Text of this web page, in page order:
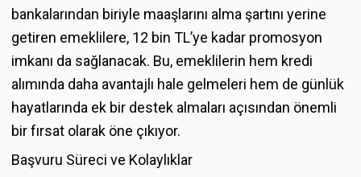
bankalarından biriyle maaşlarını alma şartını yerine
getiren emeklilere, 12 bin TL’ye kadar promosyon
imkanı da sağlanacak. Bu, emeklilerin hem kredi
alımında daha avantajlı hale gelmeleri hem de günlük
hayatlarında ek bir destek almaları açısından önemli
bir fırsat olarak öne çıkıyor.
Başvuru Süreci ve Kolaylıklar